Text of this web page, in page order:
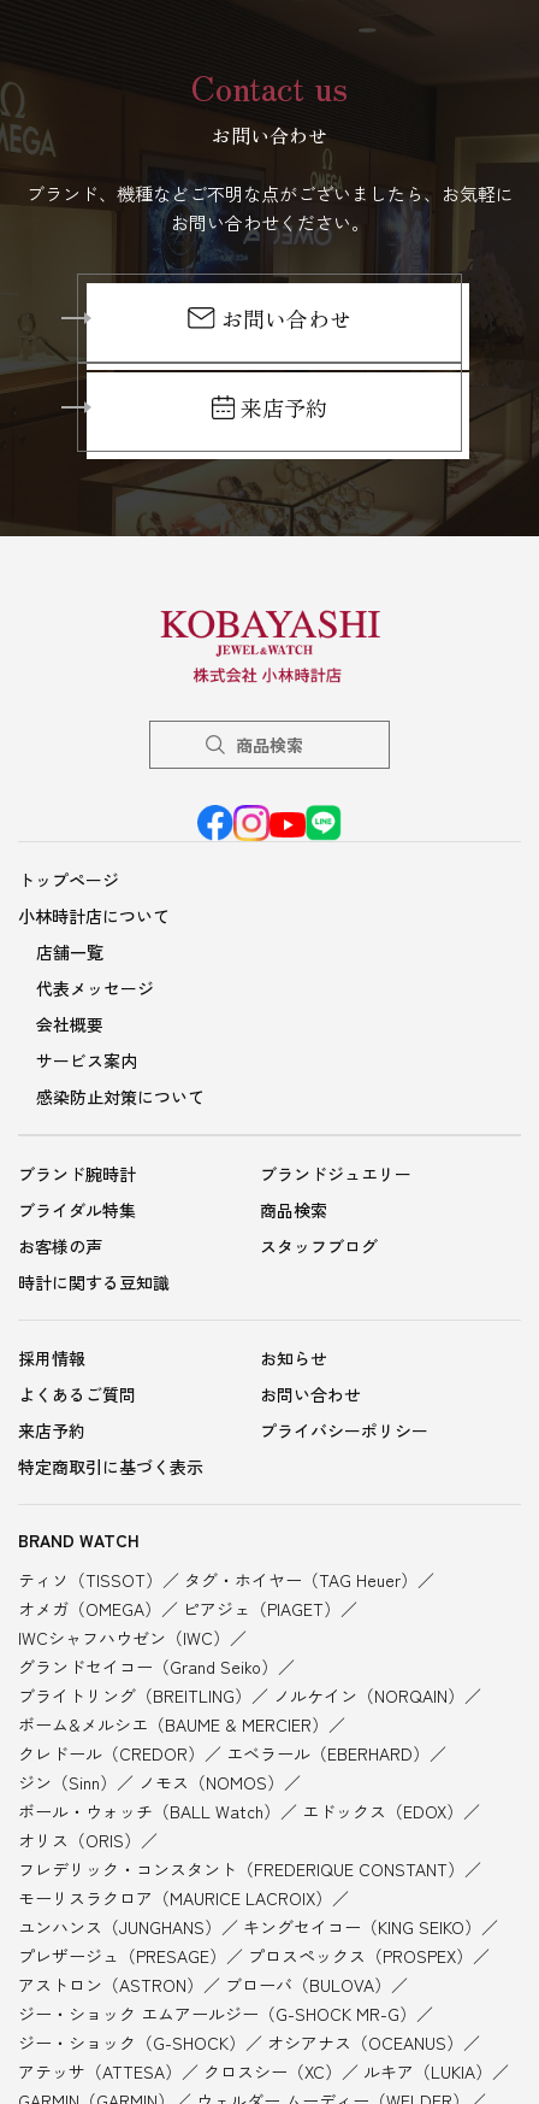
Contact us
お問い合わせ
ブランド、機種などご不明な点がございましたら、お気軽に
お問い合わせください。
お問い合わせ
来店予約
商品検索
トップページ
小林時計店について
店舗一覧
代表メッセージ
会社概要
サービス案内
感染防止対策について
ブランド腕時計
ブランドジュエリー
ブライダル特集
商品検索
お客様の声
スタッフブログ
時計に関する豆知識
採用情報
お知らせ
よくあるご質問
お問い合わせ
来店予約
プライバシーポリシー
特定商取引に基づく表示
BRAND WATCH
ティソ（TISSOT）
タグ・ホイヤー（TAG Heuer）
オメガ（OMEGA）
ピアジェ（PIAGET）
IWCシャフハウゼン（IWC）
グランドセイコー（Grand Seiko）
ブライトリング（BREITLING）
ノルケイン（NORQAIN）
ボーム&メルシエ（BAUME & MERCIER）
クレドール（CREDOR）
エベラール（EBERHARD）
ジン（Sinn）
ノモス（NOMOS）
ボール・ウォッチ（BALL Watch）
エドックス（EDOX）
オリス（ORIS）
フレデリック・コンスタント（FREDERIQUE CONSTANT）
モーリスラクロア（MAURICE LACROIX）
ユンハンス（JUNGHANS）
キングセイコー（KING SEIKO）
プレザージュ（PRESAGE）
プロスペックス（PROSPEX）
アストロン（ASTRON）
ブローバ（BULOVA）
ジー・ショック エムアールジー（G-SHOCK MR-G）
ジー・ショック（G-SHOCK）
オシアナス（OCEANUS）
アテッサ（ATTESA）
クロスシー（XC）
ルキア（LUKIA）